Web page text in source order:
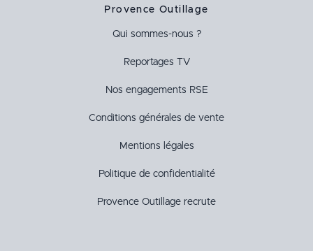
Provence Outillage
Qui sommes-nous ?
Reportages TV
Nos engagements RSE
Conditions générales de vente
Mentions légales
Politique de confidentialité
Provence Outillage recrute